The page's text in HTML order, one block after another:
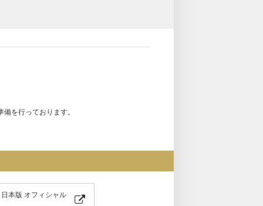
備を行っております。
日本版 オフィシャル